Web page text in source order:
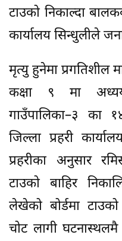
टाउको निकाल्दा
कार्यालय सिन्धुलीले
मृत्यु हुनेमा प्रगतिशील
कक्षा ९ मा
गाउँपालिका–३ का
जिल्ला प्रहरी
प्रहरीका अनुसार
टाउको बाहिर
लेखेको बोर्डमा
चोट लागी